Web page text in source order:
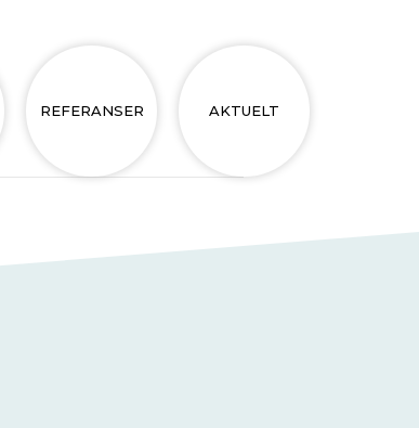
REFERANSER AKTUELT